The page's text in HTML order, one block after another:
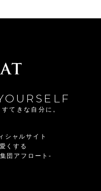
てきな自分に。
シャルサイト
くする
団アフロート-